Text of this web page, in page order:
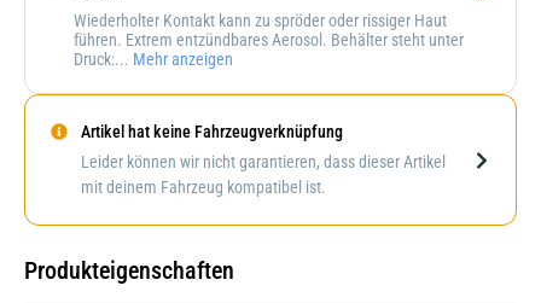
Wiederholter Kontakt kann zu spröder oder rissiger Haut
führen. Extrem entzündbares Aerosol. Behälter steht unter
Druck:... Mehr anzeigen
Darstellung kann abweichen
Artikel hat keine Fahrzeugverknüpfung
Leider können wir nicht garantieren, dass dieser Artikel
mit deinem Fahrzeug kompatibel ist.
Produkteigenschaften